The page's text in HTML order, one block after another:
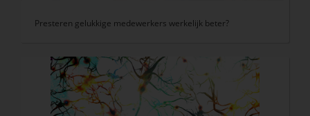
Presteren gelukkige medewerkers werkelijk beter?